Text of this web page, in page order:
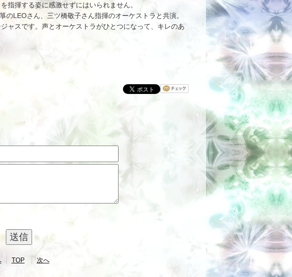
指揮する姿に感激せずにはいられません。
LEOさん、三ツ橋敬子さん指揮のオーケストラと共演。
ャスです。声とオーケストラがひとつになって、キレのあ
TOP 次へ